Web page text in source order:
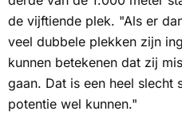
de vijftiende plek. "Als er
veel dubbele plekken zijn
kunnen betekenen dat zij
gaan. Dat is een heel slecht
potentie wel kunnen."